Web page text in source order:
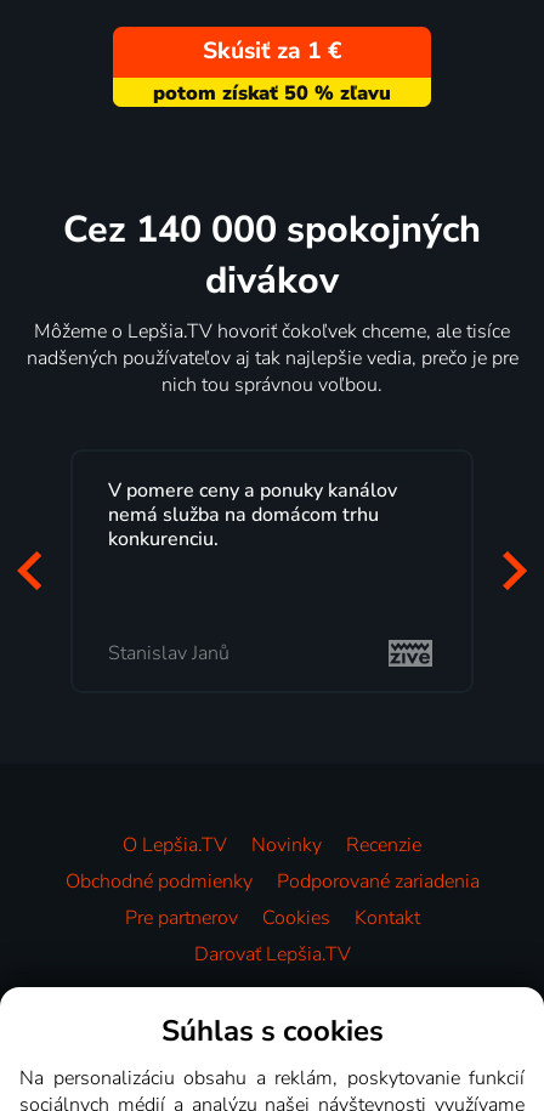
Skúsiť za 1 €
Cez 140 000 spokojných
divákov
Môžeme o Lepšia.TV hovoriť čokoľvek chceme, ale tisíce
nadšených používateľov aj tak najlepšie vedia, prečo je pre
nich tou správnou voľbou.
V pomere ceny a ponuky kanálov
nemá služba na domácom trhu
konkurenciu.
Stanislav Janů
O Lepšia.TV Novinky
Recenzie
Obchodné podmienky
Podporované zariadenia
Pre partnerov
Cookies
Kontakt
Darovať Lepšia.TV
Videotéka
Súhlas s cookies
Na personalizáciu obsahu a reklám, poskytovanie funkcií
sociálnych médií a analýzu našej návštevnosti využívame